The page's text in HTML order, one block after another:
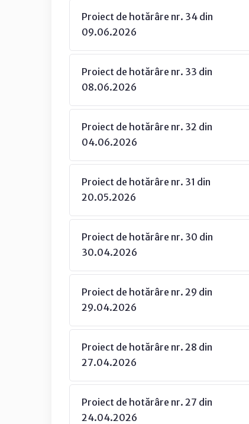
Proiect de hotărâre nr. 34 din
09.06.2026
Proiect de hotărâre nr. 33 din
08.06.2026
Proiect de hotărâre nr. 32 din
04.06.2026
Proiect de hotărâre nr. 31 din
20.05.2026
Proiect de hotărâre nr. 30 din
30.04.2026
Proiect de hotărâre nr. 29 din
29.04.2026
Proiect de hotărâre nr. 28 din
27.04.2026
Proiect de hotărâre nr. 27 din
24.04.2026